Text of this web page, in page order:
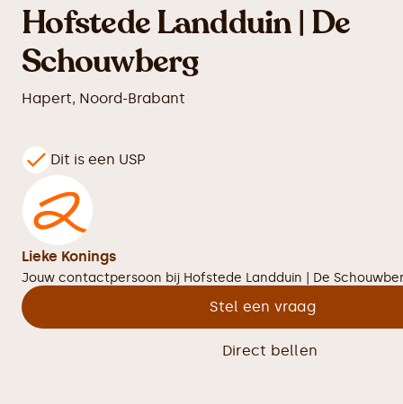
Hofstede Landduin | De
Schouwberg
Hapert, Noord-Brabant
Dit is een USP
Lieke Konings
Jouw contactpersoon bij Hofstede Landduin | De
Stel een vraag
Direct bellen